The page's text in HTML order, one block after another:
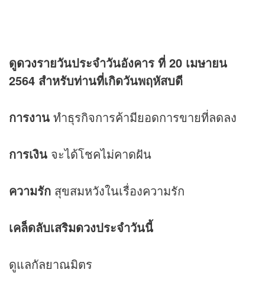
ดูดวงรายวันประจำวันอังคาร ที่ 20 เมษายน
2564 สำหรับท่านที่เกิดวันพฤหัสบดี
การงาน ทำธุรกิจการค้ามียอดการขายที่ลดลง
การเงิน จะได้โชคไม่คาดฝัน
ความรัก สุขสมหวังในเรื่องความรัก
เคล็ดลับเสริมดวงประจำวันนี้
ดูแลกัลยาณมิตร